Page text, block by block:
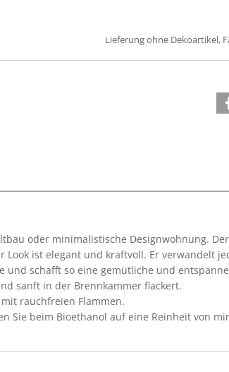
Lieferung ohne Dekoartikel,
oder minimalistische Designwohnung.
ist elegant und kraftvoll. Er verwandelt
und schafft so eine gemütliche und
sanft in der Brennkammer flackert.
rauchfreien Flammen.
Sie beim Bioethanol auf eine Reinheit von